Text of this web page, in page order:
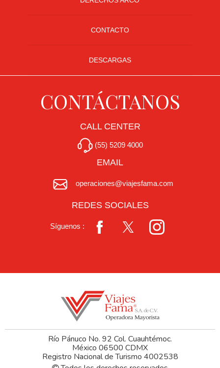
CONTACTO
DESCARGAS
CONTÁCTANOS
CALL CENTER
(55) 5209 4000
EMAIL
operaciones@viajesfama.com
REDES SOCIALES
Síguenos :
Río Pánuco No. 92 Col. Cuauhtémoc.
México 06500 CDMX
Registro Nacional de Turismo 4002538